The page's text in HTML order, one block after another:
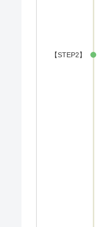
【STEP2】